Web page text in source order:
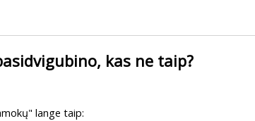
kas ne taip?
lange taip: